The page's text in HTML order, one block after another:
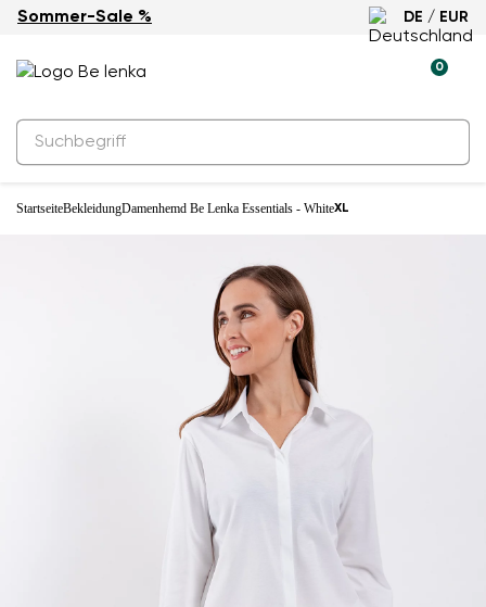
Sommer-Sale % DE / EUR
0
StartseiteBekleidungDamenhemd Be Lenka Essentials - WhiteXL